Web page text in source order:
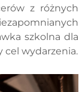
z różnych
szkolna dla
cel wydarzenia.